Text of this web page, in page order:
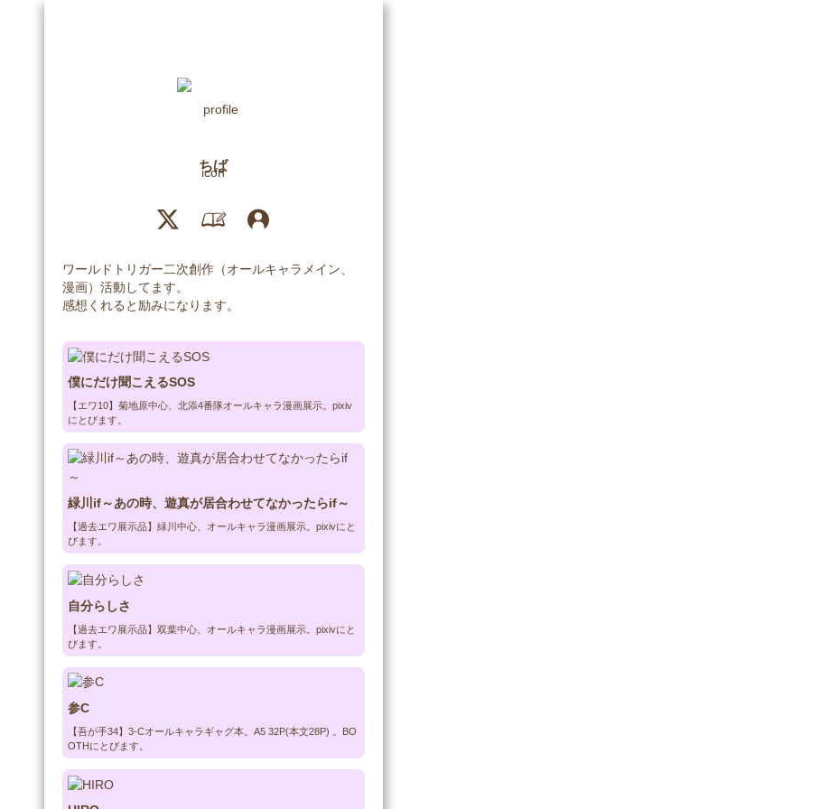
ちば
ワールドトリガー二次創作（オールキャラメイン、
漫画）活動してます。
感想くれると励みになります。
僕にだけ聞こえるSOS
【エワ10】菊地原中心、北添4番隊オールキャラ漫画展示。pixiv
にとびます。
緑川if～あの時、遊真が居合わせてなかったらif～
【過去エワ展示品】緑川中心、オールキャラ漫画展示。pixivにと
びます。
自分らしさ
【過去エワ展示品】双葉中心、オールキャラ漫画展示。pixivにと
びます。
参C
【吾が手34】3-Cオールキャラギャグ本。A5 32P(本文28P) 。BO
OTHにとびます。